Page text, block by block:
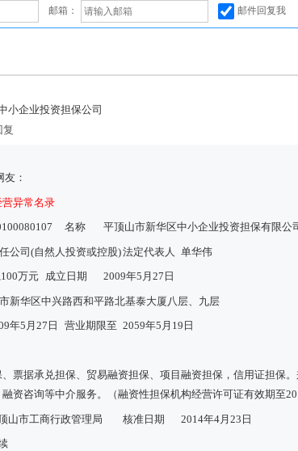
邮箱： 邮件回复我
小企业投资担保公司
复
友：
异常名录
名称 平顶山市新华区中小企业投资担保有限公
公司(自然人投资或控股)法定代表人 单华伟
万元 成立日期 2009年5月27日
新华区中兴路西和平路北基泰大厦八层、九层
年5月27日 营业期限至 2059年5月19日
票据承兑担保、贸易融资担保、项目融资担保，信用证担保
资咨询等中介服务。（融资性担保机构经营许可证有效期至
山市工商行政管理局 核准日期 2014年4月23日